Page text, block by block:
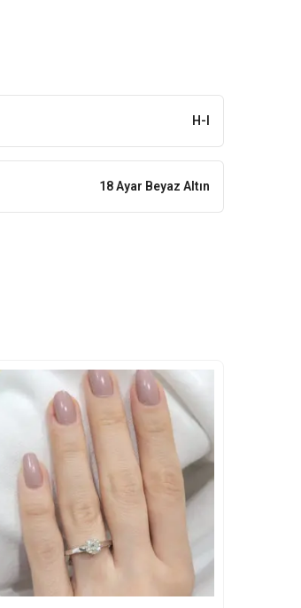
H-I
18 Ayar Beyaz Altın